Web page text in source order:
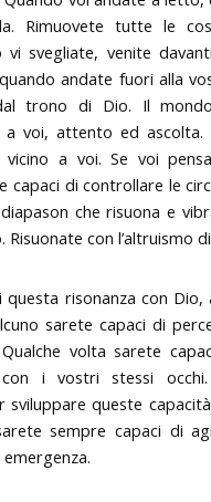
Rimuovete tutte le
vi svegliate, venite
andate fuori alla
trono di Dio. Il
voi, attento ed ascolta.
vicino a voi. Se voi
capaci di controllare le
che risuona e
Risuonate con l’altruismo
questa risonanza con Dio,
sarete capaci di
volta sarete
i vostri stessi occhi.
sviluppare queste
sempre capaci di